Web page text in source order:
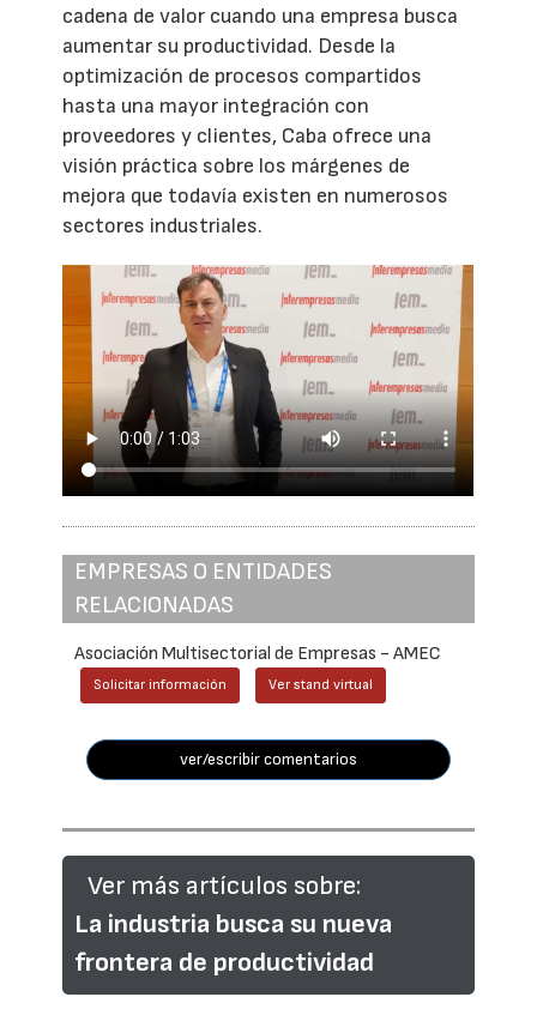
cadena de valor cuando una empresa busca
aumentar su productividad. Desde la
optimización de procesos compartidos
hasta una mayor integración con
proveedores y clientes, Caba ofrece una
visión práctica sobre los márgenes de
mejora que todavía existen en numerosos
sectores industriales.
EMPRESAS O ENTIDADES
RELACIONADAS
Asociación Multisectorial de Empresas - AMEC
Solicitar información Ver stand virtual
ver/escribir comentarios
Ver más artículos sobre:
La industria busca su nueva
frontera de productividad